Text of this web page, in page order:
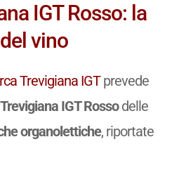
IGT Rosso: la
vino
Trevigiana IGTprevede
IGT Rossodelle
organolettiche, riportate